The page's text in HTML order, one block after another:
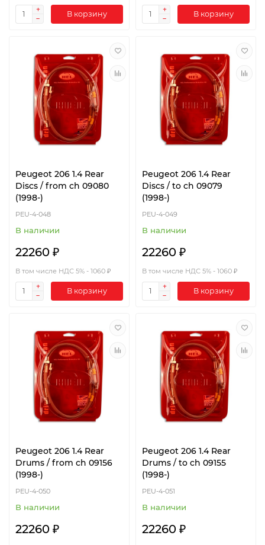
В корзину В корзину
Peugeot 206 1.4 Rear
Discs / from ch 09080
(1998-)
PEU-4-048
В наличии
22260 ₽
В том числе НДС 5% - 1060 ₽
В корзину
Peugeot 206 1.4 Rear
Discs / to ch 09079
(1998-)
PEU-4-049
В наличии
22260 ₽
В том числе НДС 5% - 1060 ₽
В корзину
Peugeot 206 1.4 Rear
Drums / from ch 09156
(1998-)
PEU-4-050
В наличии
22260 ₽
Peugeot 206 1.4 Rear
Drums / to ch 09155
(1998-)
PEU-4-051
В наличии
22260 ₽